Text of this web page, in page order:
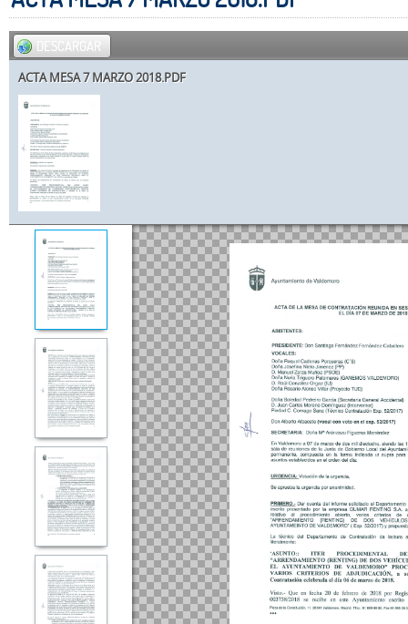
DESCARGAR
ACTA MESA 7 MARZO 2018.PDF